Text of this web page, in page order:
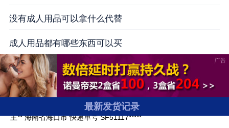
没有成人用品可以拿什么代替
成人用品都有哪些东西可以买
最新发货记录
贺** 广东省深圳市 快递单号 SF12260*****
周** 浙江省宁波市 快递单号 SF12240*****
王** 海南省海口市 快递单号 SF51117*****
李** 广西壮族自治区南宁市 快递单号 SF51113*****